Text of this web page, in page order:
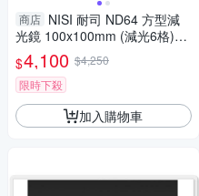
商店 NISI 耐司 ND64 方型減
光鏡 100x100mm (減光6格)公
司貨
$4,100 $4,250
限時下殺
加入購物車